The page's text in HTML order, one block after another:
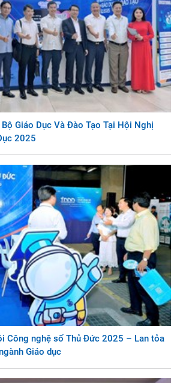
Giáo Dục Và Đào Tạo Tại Hội Nghị
2025
Công nghệ số Thủ Đức 2025 – Lan tỏa
Giáo dục